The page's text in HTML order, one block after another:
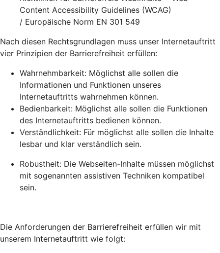
Content Accessibility Guidelines (WCAG)
/ Europäische Norm EN 301 549
Nach diesen Rechtsgrundlagen muss unser Internetauftritt
vier Prinzipien der Barrierefreiheit erfüllen:
Wahrnehmbarkeit: Möglichst alle sollen die
Informationen und Funktionen unseres
Internetauftritts wahrnehmen können.
Bedienbarkeit: Möglichst alle sollen die Funktionen
des Internetauftritts bedienen können.
Verständlichkeit: Für möglichst alle sollen die Inhalte
lesbar und klar verständlich sein.
Robustheit: Die Webseiten-Inhalte müssen möglichst
mit sogenannten assistiven Techniken kompatibel
sein.
Die Anforderungen der Barrierefreiheit erfüllen wir mit
unserem Internetauftritt wie folgt: